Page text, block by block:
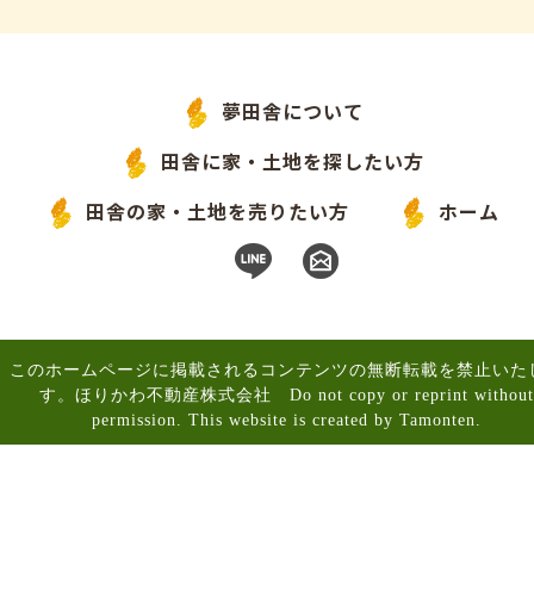
夢田舎について
田舎に家・土地を探したい方
田舎の家・土地を売りたい方
ホーム
このホームページに掲載されるコンテンツの無断転載を禁止いた
す。ほりかわ不動産株式会社 Do not copy or reprint without
permission. This website is created by Tamonten.